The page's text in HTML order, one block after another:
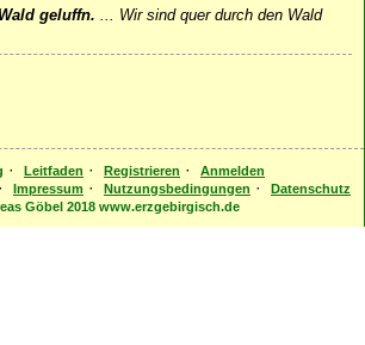
geluffn. ... Wir sind quer durch den Wald
· Leitfaden · Registrieren ·
Anmelden
· Impressum · Nutzungsbedingungen ·
Datenschutz
Göbel 2018 www.erzgebirgisch.de